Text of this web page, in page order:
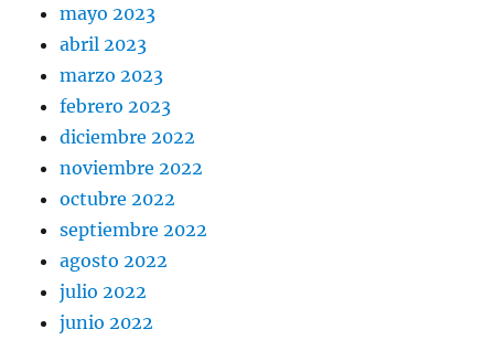
mayo 2023
abril 2023
marzo 2023
febrero 2023
diciembre 2022
noviembre 2022
octubre 2022
septiembre 2022
agosto 2022
julio 2022
junio 2022